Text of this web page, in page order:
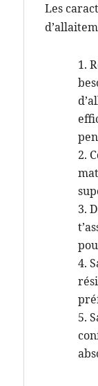
Les